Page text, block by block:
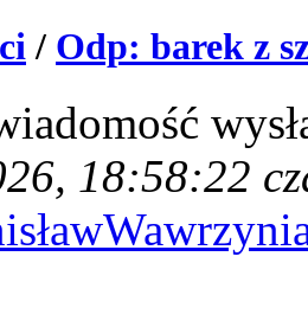
/ Odp: barek z
18:58:22